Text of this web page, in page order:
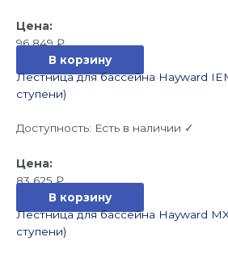
96 849₽
В корзину
Лестница для бассейна Hayward
ступени)
Доступность: Есть в наличии ✓
83 625₽
В корзину
Лестница для бассейна Hayward
ступени)